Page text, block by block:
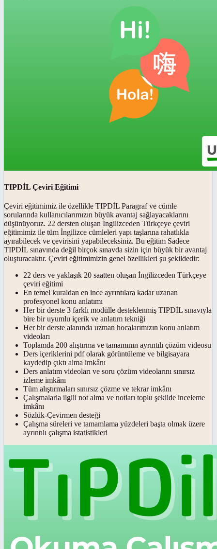
TIPDİL Çeviri Eğitimi
Çeviri eğitimimiz ile özellikle TIPDİL Paragraf ve cümle
sorularında kullanıcılarımızın büyük avantaj sağlayacaklarını
düşünüyoruz. 22 dersten oluşan İngilizceden Türkçeye çeviri
eğitimimiz ile tüm İngilizce cümleleri yapı taşlarına rahatlıkla
ayırabilecek ve çevirisini yapabileceksiniz. Bu eğitim Sadece
TIPDİL sınavında değil birçok sınavda sizin için büyük bir avantaj
oluşturacaktır. Çeviri eğitimimizin genel özellikleri şu şekildedir:
22 ders ve yaklaşık 20 saatten oluşan İngilizceden Türkçeye
çeviri eğitimi
En temel kuraldan en ince ayrıntılara kadar uzanan
profesyonel konu anlatımı
Her bir derste 3 farklı modülle desteklenmiş TIPDİL sınavıyla
bire bir uyumlu içerik ve anlatım tekniği
Her bir derste alanında uzman hocalarımızın konu anlatım
videoları
Toplamda 200 alıştırma ve tamamının ayrıntılı çözüm videosu
Ders içeriklerini pdf olarak görüntüleme ve bilgisayara
kaydedip çıktı alma imkânı
Ders anlatım videoları ve soru çözüm videolarını sınırsız
izleme imkânı
Tüm alıştırmaları sınırsız çözme ve tekrar imkânı
Çalışmalarla ilgili not alma ve notları toplu şekilde inceleme
imkânı
Sözlük-Çevirmen desteği
Çalışma süreleri ve tamamlama yüzdeleri başta olmak üzere
ayrıntılı çalışma istatistikleri